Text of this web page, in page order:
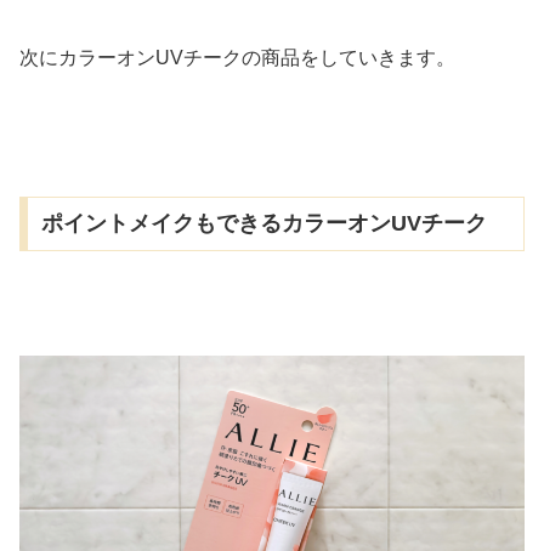
次にカラーオンUVチークの商品をしていきます。
ポイントメイクもできるカラーオンUVチーク